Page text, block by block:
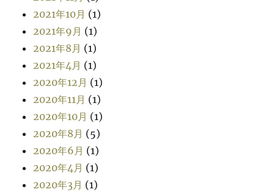
2021年10月 (1)
2021年9月 (1)
2021年8月 (1)
2021年4月 (1)
2020年12月 (1)
2020年11月 (1)
2020年10月 (1)
2020年8月 (5)
2020年6月 (1)
2020年4月 (1)
2020年3月 (1)